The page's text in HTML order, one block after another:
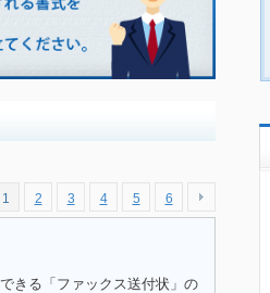
1 2 3 4 5 6
きる「ファックス送付状」の